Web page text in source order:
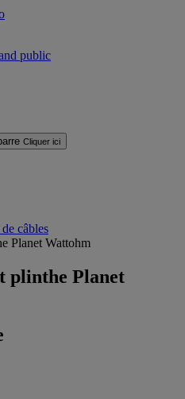
public
Cliquer ici
câbles
Planet Wattohm
plinthe Planet